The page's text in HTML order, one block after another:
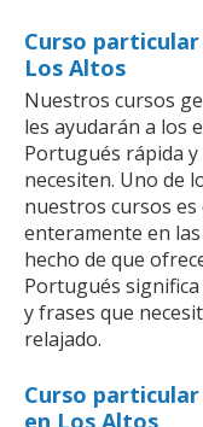
Curso
Los Altos
Nuestros cursos
les ayudarán a los
Portugués rápida y
necesiten. Uno de
nuestros cursos
enteramente en
hecho de que
Portugués
y frases que
relajado.
Curso
en Los Altos